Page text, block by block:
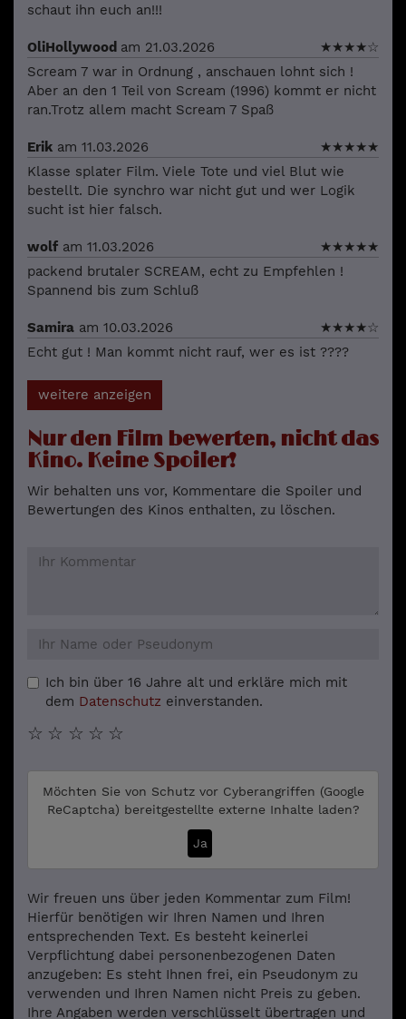
schaut ihn euch an!!!
OliHollywood am 21.03.2026 ★★★★☆
Scream 7 war in Ordnung , anschauen lohnt sich !
Aber an den 1 Teil von Scream (1996) kommt er nicht
ran.Trotz allem macht Scream 7 Spaß
Erik am 11.03.2026 ★★★★★
Klasse splater Film. Viele Tote und viel Blut wie
bestellt. Die synchro war nicht gut und wer Logik
sucht ist hier falsch.
wolf am 11.03.2026 ★★★★★
packend brutaler SCREAM, echt zu Empfehlen !
Spannend bis zum Schluß
Samira am 10.03.2026 ★★★★☆
Echt gut ! Man kommt nicht rauf, wer es ist ????
weitere anzeigen
Nur den Film bewerten, nicht das
Kino. Keine Spoiler!
Wir behalten uns vor, Kommentare die Spoiler und
Bewertungen des Kinos enthalten, zu löschen.
Ich bin über 16 Jahre alt und erkläre mich mit
dem Datenschutz einverstanden.
☆
☆
☆
☆
☆
Möchten Sie von Schutz vor Cyberangriffen (Google
ReCaptcha) bereitgestellte externe Inhalte laden?
Ja
Wir freuen uns über jeden Kommentar zum Film!
Hierfür benötigen wir Ihren Namen und Ihren
entsprechenden Text. Es besteht keinerlei
Verpflichtung dabei personenbezogenen Daten
anzugeben: Es steht Ihnen frei, ein Pseudonym zu
verwenden und Ihren Namen nicht Preis zu geben.
Ihre Angaben werden verschlüsselt übertragen und